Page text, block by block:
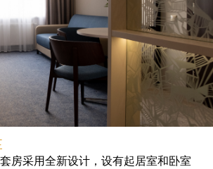
房采用全新设计，设有起居室和卧室